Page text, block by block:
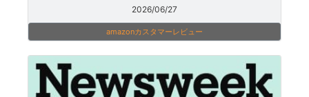
2026/06/27
amazonカスタマーレビュー